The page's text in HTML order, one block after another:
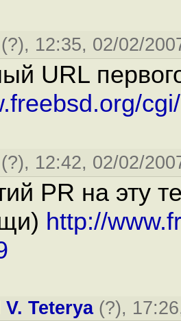
(?), 12:35, 02/02/
URL
(?), 12:42, 02/02/
PR на эту
http://
V. Teterya(?),